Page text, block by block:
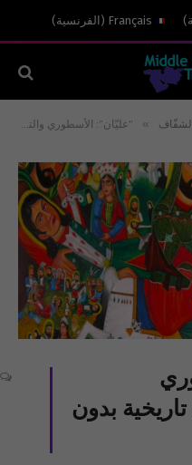
)
Français
( الفرنسية)
» “عليّان”: الأسطوري والتاريخي قراءة تاريخية بدون تعصّب أو انحياز
بدون